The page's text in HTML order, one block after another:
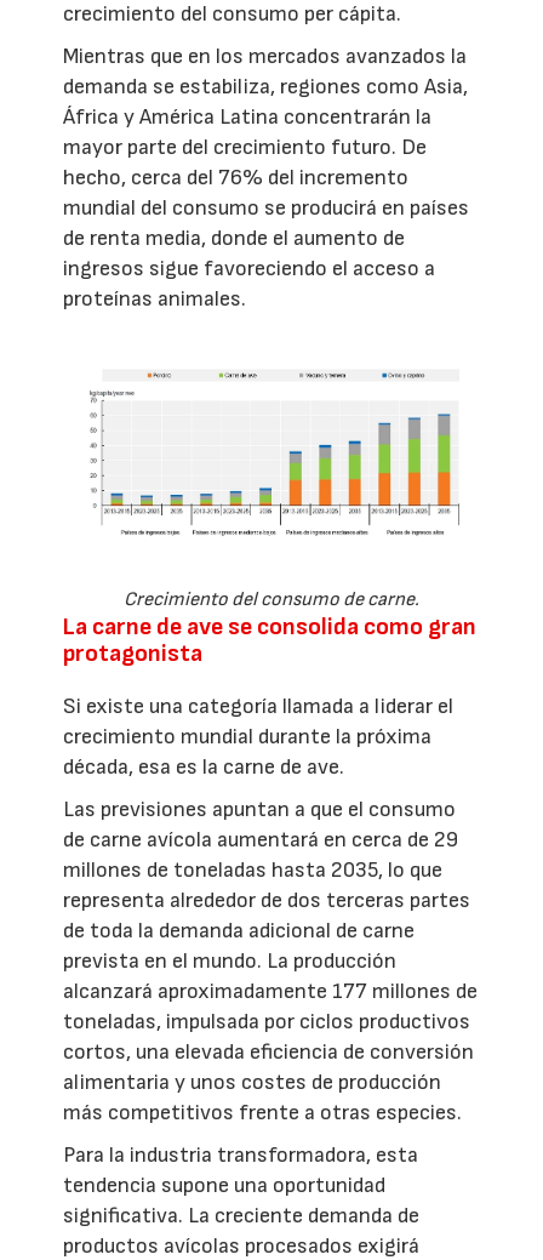
crecimiento del consumo per cápita.
Mientras que en los mercados avanzados la
demanda se estabiliza, regiones como Asia,
África y América Latina concentrarán la
mayor parte del crecimiento futuro. De
hecho, cerca del 76% del incremento
mundial del consumo se producirá en países
de renta media, donde el aumento de
ingresos sigue favoreciendo el acceso a
proteínas animales.
Crecimiento del consumo de carne.
La carne de ave se consolida como gran
protagonista
Si existe una categoría llamada a liderar el
crecimiento mundial durante la próxima
década, esa es la carne de ave.
Las previsiones apuntan a que el consumo
de carne avícola aumentará en cerca de 29
millones de toneladas hasta 2035, lo que
representa alrededor de dos terceras partes
de toda la demanda adicional de carne
prevista en el mundo. La producción
alcanzará aproximadamente 177 millones de
toneladas, impulsada por ciclos productivos
cortos, una elevada eficiencia de conversión
alimentaria y unos costes de producción
más competitivos frente a otras especies.
Para la industria transformadora, esta
tendencia supone una oportunidad
significativa. La creciente demanda de
productos avícolas procesados exigirá